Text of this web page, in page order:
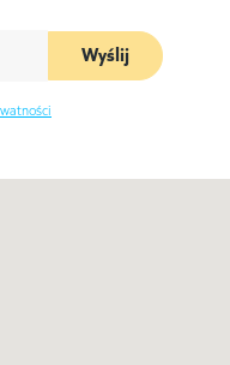
Wyślij